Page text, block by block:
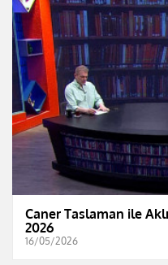
Caner Taslaman ile
2026
16/05/2026